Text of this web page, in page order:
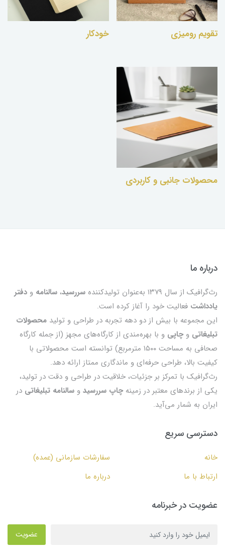
تقویم رومیزی خودکار
محصولات جانبی و کاربردی
درباره ما
رث‌گرافیک از سال ۱۳۷۹ به‌عنوان تولیدکننده سررسید، سالنامه و دفتر
یادداشت فعالیت خود را آغاز کرده است.
این مجموعه با بیش از دو دهه تجربه در طراحی و تولید محصولات
تبلیغاتی وچاپی و با بهره‌مندی از کارگاه‌های مجهز (از جمله کارگاه
صحافی به مساحت ۱۵۰۰ مترمربع) توانسته است محصولاتی با
کیفیت بالا، طراحی حرفه‌ای و ماندگاری ممتاز ارائه دهد.
رث‌گرافیک با تمرکز بر جزئیات، خلاقیت در طراحی و دقت در تولید،
یکی از برندهای معتبر در زمینهچاپ سررسید و سالنامه تبلیغاتی در
ایران به شمار می‌آید.
دسترسی سریع
خانه
سفارشات سازمانی (عمده)
ارتباط با ما
درباره ما
عضویت در خبرنامه
عضویت